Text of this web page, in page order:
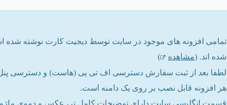
شده اند. (مشاهده
)
لطفا بعد از ثبت سفارش دسترسی اف تی پی (هاست) و دسترسی پنل
هر افزونه قابل نصب بر روی یک دامنه است.